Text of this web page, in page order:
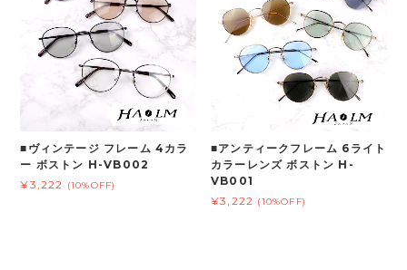
■ヴィンテージ フレーム 4カラ
ー ボストン H-VB002
¥3,222
(10%OFF)
■アンティークフレーム 6ライト
カラーレンズ ボストン H-
VB001
¥3,222 (10%OFF)